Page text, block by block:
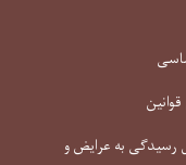
رسیدگی به عرایض و